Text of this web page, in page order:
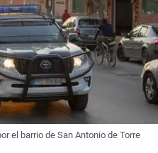
el barrio de San Antonio de Torre